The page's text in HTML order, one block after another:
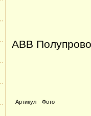
ABB
Артикул Фото